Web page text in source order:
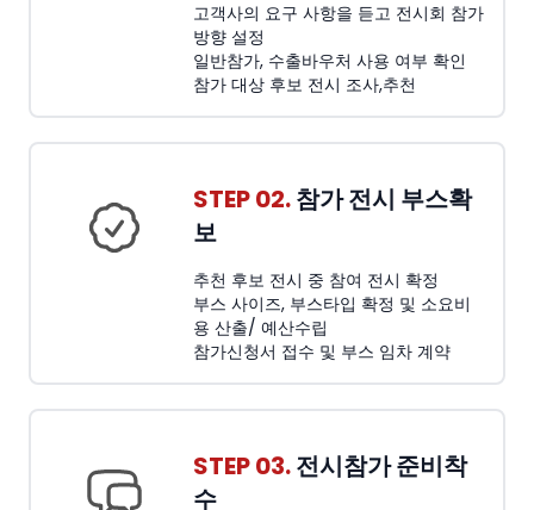
고객사의 요구 사항을 듣고 전시회 참가
방향 설정
일반참가, 수출바우처 사용 여부 확인
참가 대상 후보 전시 조사,추천
STEP 02.참가 전시 부스확
보
추천 후보 전시 중 참여 전시 확정
부스 사이즈, 부스타입 확정 및 소요비
용 산출/ 예산수립
참가신청서 접수 및 부스 임차 계약
STEP 03.전시참가 준비착
수